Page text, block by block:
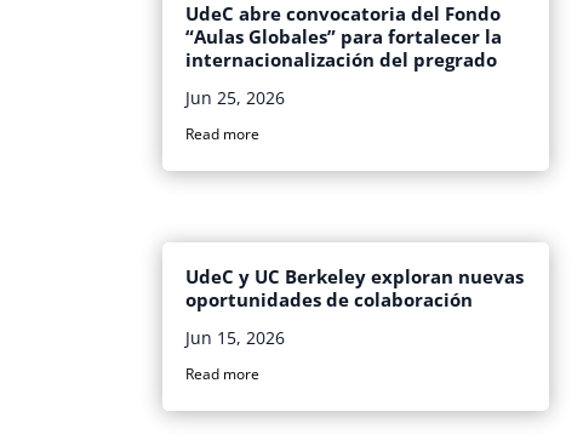
UdeC abre convocatoria del Fondo
“Aulas Globales” para fortalecer la
internacionalización del pregrado
Jun 25, 2026
Read more
UdeC y UC Berkeley exploran nuevas
oportunidades de colaboración
Jun 15, 2026
Read more